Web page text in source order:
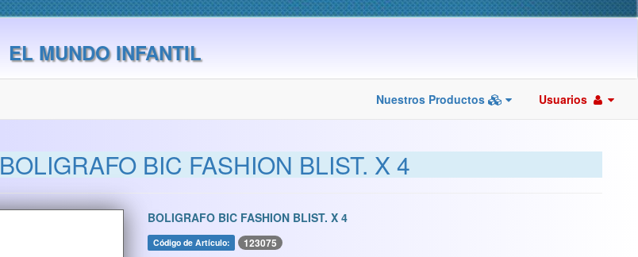
EL MUNDO INFANTIL
Nuestros Productos Usuarios
BOLIGRAFO BIC FASHION BLIST. X 4
BOLIGRAFO BIC FASHION BLIST. X 4
Código de Artículo: 123075